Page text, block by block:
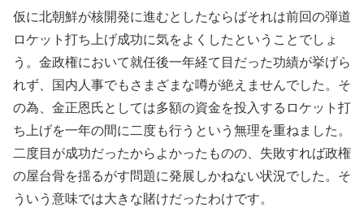
仮に北朝鮮が核開発に進むとしたならばそれは前回の弾道
ロケット打ち上げ成功に気をよくしたということでしょ
う。金政権において就任後一年経て目だった功績が挙げら
れず、国内人事でもさまざまな噂が絶えませんでした。そ
の為、金正恩氏としては多額の資金を投入するロケット打
ち上げを一年の間に二度も行うという無理を重ねました。
二度目が成功だったからよかったものの、失敗すれば政権
の屋台骨を揺るがす問題に発展しかねない状況でした。そ
ういう意味では大きな賭けだったわけです。